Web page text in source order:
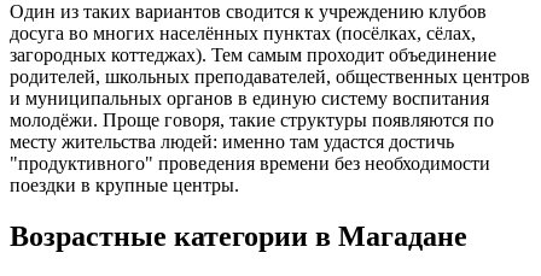
Один из таких вариантов сводится к учреждению клубов
досуга во многих населённых пунктах (посёлках, сёлах,
загородных коттеджах). Тем самым проходит объединение
родителей, школьных преподавателей, общественных центров
и муниципальных органов в единую систему воспитания
молодёжи. Проще говоря, такие структуры появляются по
месту жительства людей: именно там удастся достичь
"продуктивного" проведения времени без необходимости
поездки в крупные центры.
Возрастные категории в Магадане